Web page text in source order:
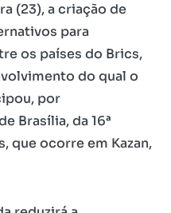
(23), a criação de
para
os países do Brics,
do qual o
por
Brasília, da 16ª
que ocorre em Kazan,